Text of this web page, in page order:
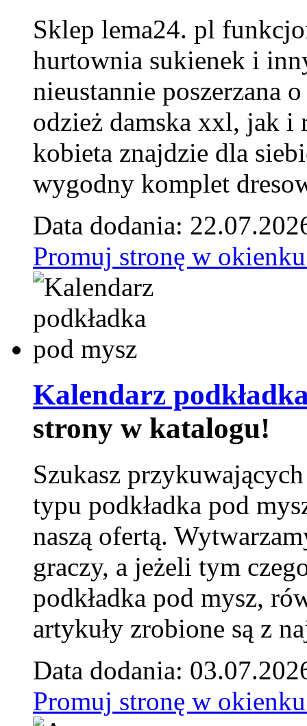
Sklep lema24. pl
hurtownia sukienek i
nieustannie poszerzana
odzież damska xxl, jak i
kobieta znajdzie dla
wygodny komplet
Data dodania:
Promuj stronę w
Kalendarz
strony w katalogu!
Szukasz
typu podkładka pod
naszą ofertą.
graczy, a jeżeli tym
podkładka pod mysz,
artykuły zrobione są z
Data dodania:
Promuj stronę w